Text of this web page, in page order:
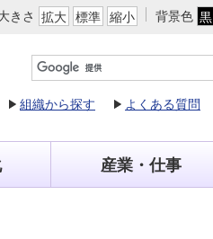
きさ 拡大 標準 縮小 背景色 黒
組織から探す よくある質問
産業・仕事